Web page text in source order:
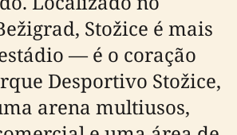
Stožice é mais
— é o coração
Desportivo Stožice,
arena multiusos,